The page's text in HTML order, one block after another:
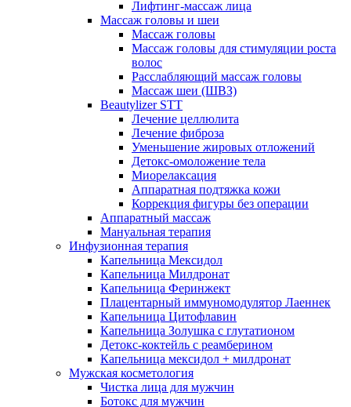
Лифтинг-массаж лица
Массаж головы и шеи
Массаж головы
Массаж головы для стимуляции роста
волос
Расслабляющий массаж головы
Массаж шеи (ШВЗ)
Beautylizer STT
Лечение целлюлита
Лечение фиброза
Уменьшение жировых отложений
Детокс-омоложение тела
Миорелаксация
Аппаратная подтяжка кожи
Коррекция фигуры без операции
Аппаратный массаж
Мануальная терапия
Инфузионная терапия
Капельница Мексидол
Капельница Милдронат
Капельница Феринжект
Плацентарный иммуномодулятор Лаеннек
Капельница Цитофлавин
Капельница Золушка с глутатионом
Детокс-коктейль с реамберином
Капельница мексидол + милдронат
Мужская косметология
Чистка лица для мужчин
Ботокс для мужчин